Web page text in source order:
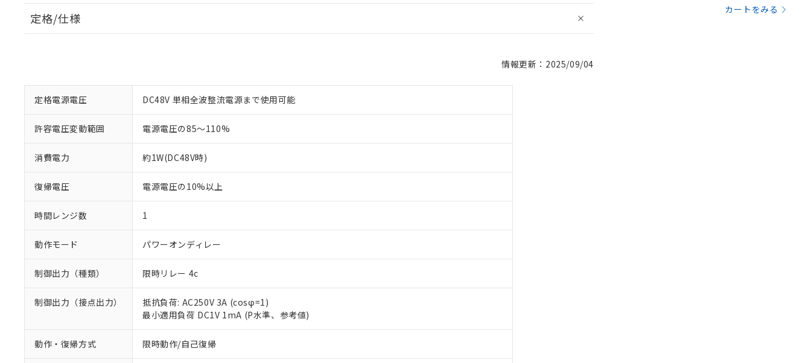
定格/仕様
情報更新：2025/09/04
定格電源電圧 DC48V 単相全波整流電源まで使用可能
許容電圧変動範囲 電源電圧の85～110%
消費電力 約1W(DC48V時)
復帰電圧 電源電圧の10%以上
時間レンジ数 1
動作モード パワーオンディレー
制御出力（種類） 限時リレー 4c
制御出力（接点出力）
抵抗負荷: AC250V 3A (cosφ=1)
最小適用負荷 DC1V 1mA (P水準、参考値)
動作・復帰方式 限時動作/自己復帰
カートをみる